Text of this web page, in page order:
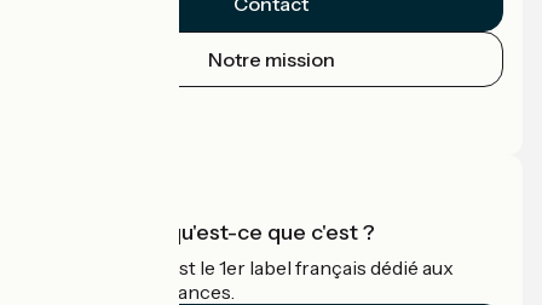
Notre mission
Accueil Vélo qu'est-ce que c'est ?
Accueil Vélo c'est le 1er label français dédié aux
cyclistes en vacances.